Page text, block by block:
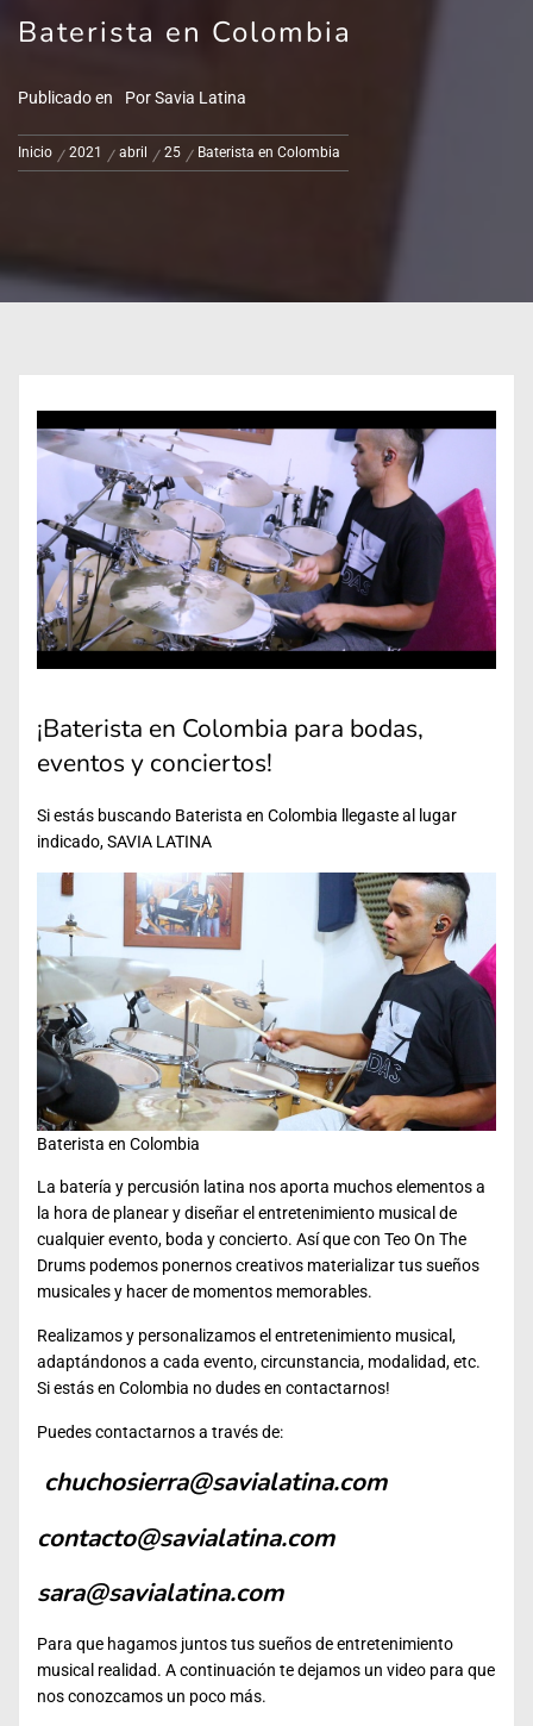
Baterista en Colombia
Publicado en PorSavia Latina
Inicio 2021 abril 25 Baterista en Colombia
¡Baterista en Colombia para bodas,
eventos y conciertos!
Si estás buscando Baterista en Colombia llegaste al lugar
indicado, SAVIA LATINA
Baterista en Colombia
La batería y percusión latina nos aporta muchos elementos a
la hora de planear y diseñar el entretenimiento musical de
cualquier evento, boda y concierto. Así que con Teo On The
Drums podemos ponernos creativos materializar tus sueños
musicales y hacer de momentos memorables.
Realizamos y personalizamos el entretenimiento musical,
adaptándonos a cada evento, circunstancia, modalidad, etc.
Si estás en Colombia no dudes en contactarnos!
Puedes contactarnos a través de:
chuchosierra@savialatina.com
contacto@savialatina.com
sara@savialatina.com
Para que hagamos juntos tus sueños de entretenimiento
musical realidad. A continuación te dejamos un video para que
nos conozcamos un poco más.